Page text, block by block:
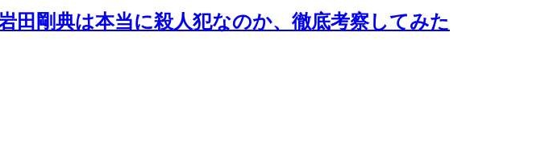
剛典は本当に殺人犯なのか、徹底考察してみた